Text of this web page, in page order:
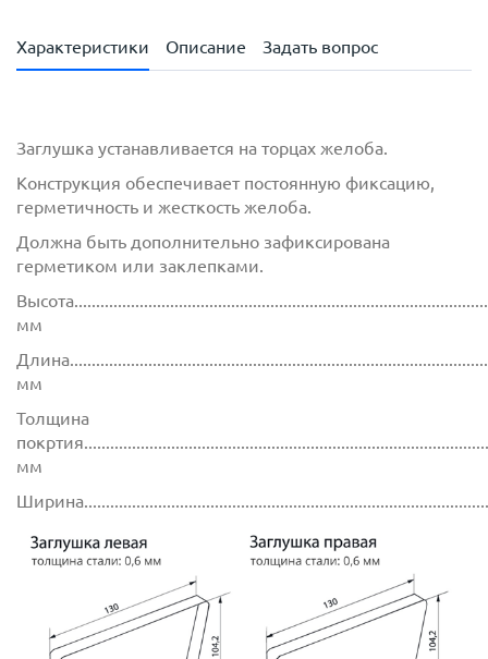
Характеристики Описание Задать вопрос
Заглушка устанавливается на торцах желоба.
Конструкция обеспечивает постоянную фиксацию,
герметичность и жесткость желоба.
Должна быть дополнительно зафиксирована
герметиком или заклепками.
мм
мм
Толщина
мм